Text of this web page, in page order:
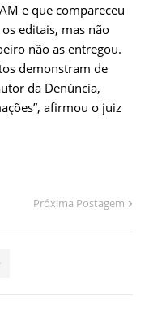
e que compareceu
editais, mas não
não as entregou.
demonstram de
da Denúncia,
afirmou o juiz
Próxima Postagem